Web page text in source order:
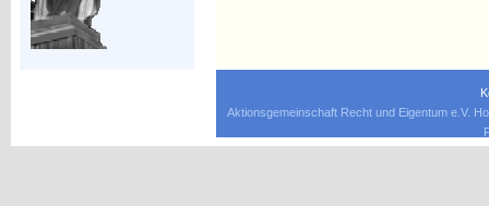
Aktionsgemeinschaft Recht und Eigentum e.V.